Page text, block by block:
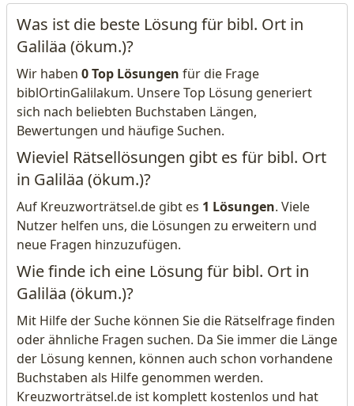
Was ist die beste Lösung für bibl. Ort in
Galiläa (ökum.)?
Wir haben 0 Top Lösungen für die Frage
biblOrtinGalilakum. Unsere Top Lösung generiert
sich nach beliebten Buchstaben Längen,
Bewertungen und häufige Suchen.
Wieviel Rätsellösungen gibt es für bibl. Ort
in Galiläa (ökum.)?
Auf Kreuzworträtsel.de gibt es 1 Lösungen. Viele
Nutzer helfen uns, die Lösungen zu erweitern und
neue Fragen hinzuzufügen.
Wie finde ich eine Lösung für bibl. Ort in
Galiläa (ökum.)?
Mit Hilfe der Suche können Sie die Rätselfrage finden
oder ähnliche Fragen suchen. Da Sie immer die Länge
der Lösung kennen, können auch schon vorhandene
Buchstaben als Hilfe genommen werden.
Kreuzworträtsel.de ist komplett kostenlos und hat